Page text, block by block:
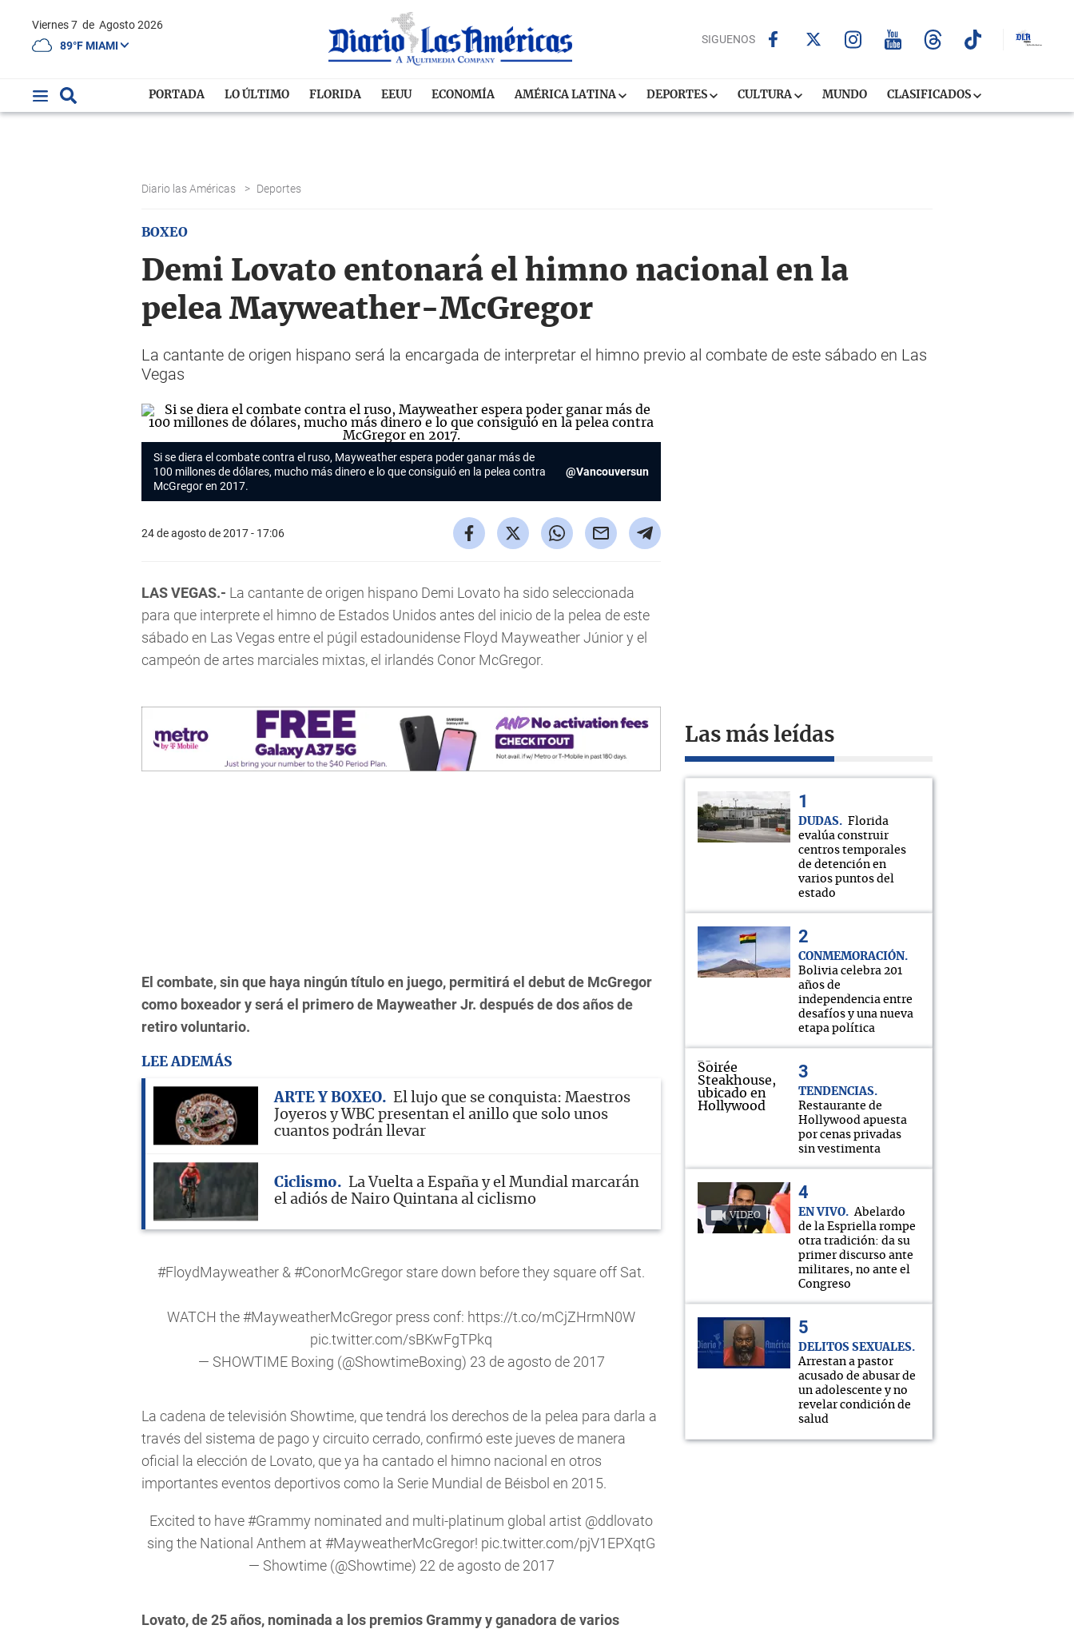
Viernes 7 de Agosto 2026
89°F MIAMI
SIGUENOS
PORTADA LO ÚLTIMO FLORIDA EEUU ECONOMÍA AMÉRICA LATINA DEPORTES CULTURA MUNDO CLASIFICADOS
Diario las Américas > Deportes
BOXEO
Demi Lovato entonará el himno nacional en la
pelea Mayweather-McGregor
La cantante de origen hispano será la encargada de interpretar el himno previo al combate de este sábado en Las
Vegas
Si se diera el combate contra el ruso, Mayweather espera poder ganar más de
100 millones de dólares, mucho más dinero e lo que consiguió en la pelea contra
McGregor en 2017.
@Vancouversun
24 de agosto de 2017 - 17:06
LAS VEGAS.- La cantante de origen hispano Demi Lovato ha sido seleccionada
para que interprete el himno de Estados Unidos antes del inicio de la pelea de este
sábado en Las Vegas entre el púgil estadounidense Floyd Mayweather Júnior y el
campeón de artes marciales mixtas, el irlandés Conor McGregor.
El combate, sin que haya ningún título en juego, permitirá el debut de McGregor
como boxeador y será el primero de Mayweather Jr. después de dos años de
retiro voluntario.
LEE ADEMÁS
ARTE Y BOXEO
El lujo que se conquista: Maestros
Joyeros y WBC presentan el anillo que solo unos
cuantos podrán llevar
Ciclismo
La Vuelta a España y el Mundial marcarán
el adiós de Nairo Quintana al ciclismo
#FloydMayweather & #ConorMcGregor stare down before they square off Sat.
WATCH the#MayweatherMcGregor press conf: https://t.co/mCjZHrmN0W
pic.twitter.com/sBKwFgTPkq
— SHOWTIME Boxing (@ShowtimeBoxing) 23 de agosto de 2017
La cadena de televisión Showtime, que tendrá los derechos de la pelea para darla a
través del sistema de pago y circuito cerrado, confirmó este jueves de manera
oficial la elección de Lovato, que ya ha cantado el himno nacional en otros
importantes eventos deportivos como la Serie Mundial de Béisbol en 2015.
Excited to have#Grammy nominated and multi-platinum global artist @ddlovato
sing the National Anthem at #MayweatherMcGregor! pic.twitter.com/pjV1EPXqtG
— Showtime (@Showtime) 22 de agosto de 2017
Lovato, de 25 años, nominada a los premios Grammy y ganadora de varios
Las más leídas
DUDAS
Florida
evalúa construir
centros temporales
de detención en
varios puntos del
estado
CONMEMORACIÓN
Bolivia celebra 201
años de
independencia entre
desafíos y una nueva
etapa política
TENDENCIAS
Restaurante de
Hollywood apuesta
por cenas privadas
sin vestimenta
VIDEO EN VIVO
Abelardo
de la Espriella rompe
otra tradición: da su
primer discurso ante
militares, no ante el
Congreso
DELITOS SEXUALES
Arrestan a pastor
acusado de abusar de
un adolescente y no
revelar condición de
salud